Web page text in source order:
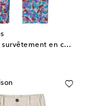
Pantalon de survêtement en coton